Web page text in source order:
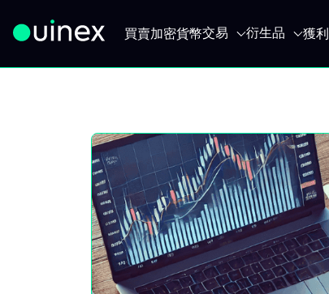
買賣加密貨幣交易 衍生品 獲利